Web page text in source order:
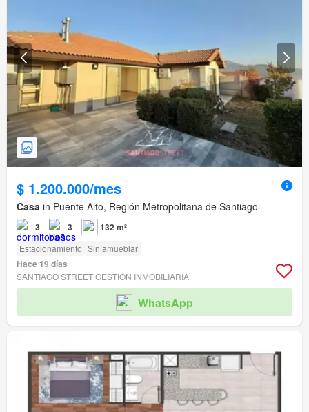
$ 1.200.000/mes
Casa in Puente Alto, Región Metropolitana de Santiago
3 3 132 m²
Estacionamiento Sin amueblar
Hace 19 días
SANTIAGO STREET GESTIÓN INMOBILIARIA
WhatsApp